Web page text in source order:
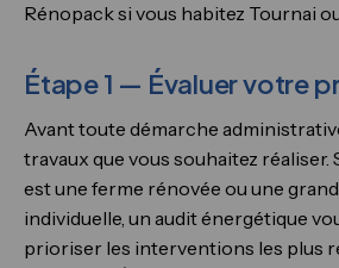
Rénopack si vous habitez Tournai
Étape 1 — Évaluer votre
Avant toute démarche
travaux que vous souhaitez
est une ferme rénovée ou une
individuelle, un audit énergétique
prioriser les interventions les plus